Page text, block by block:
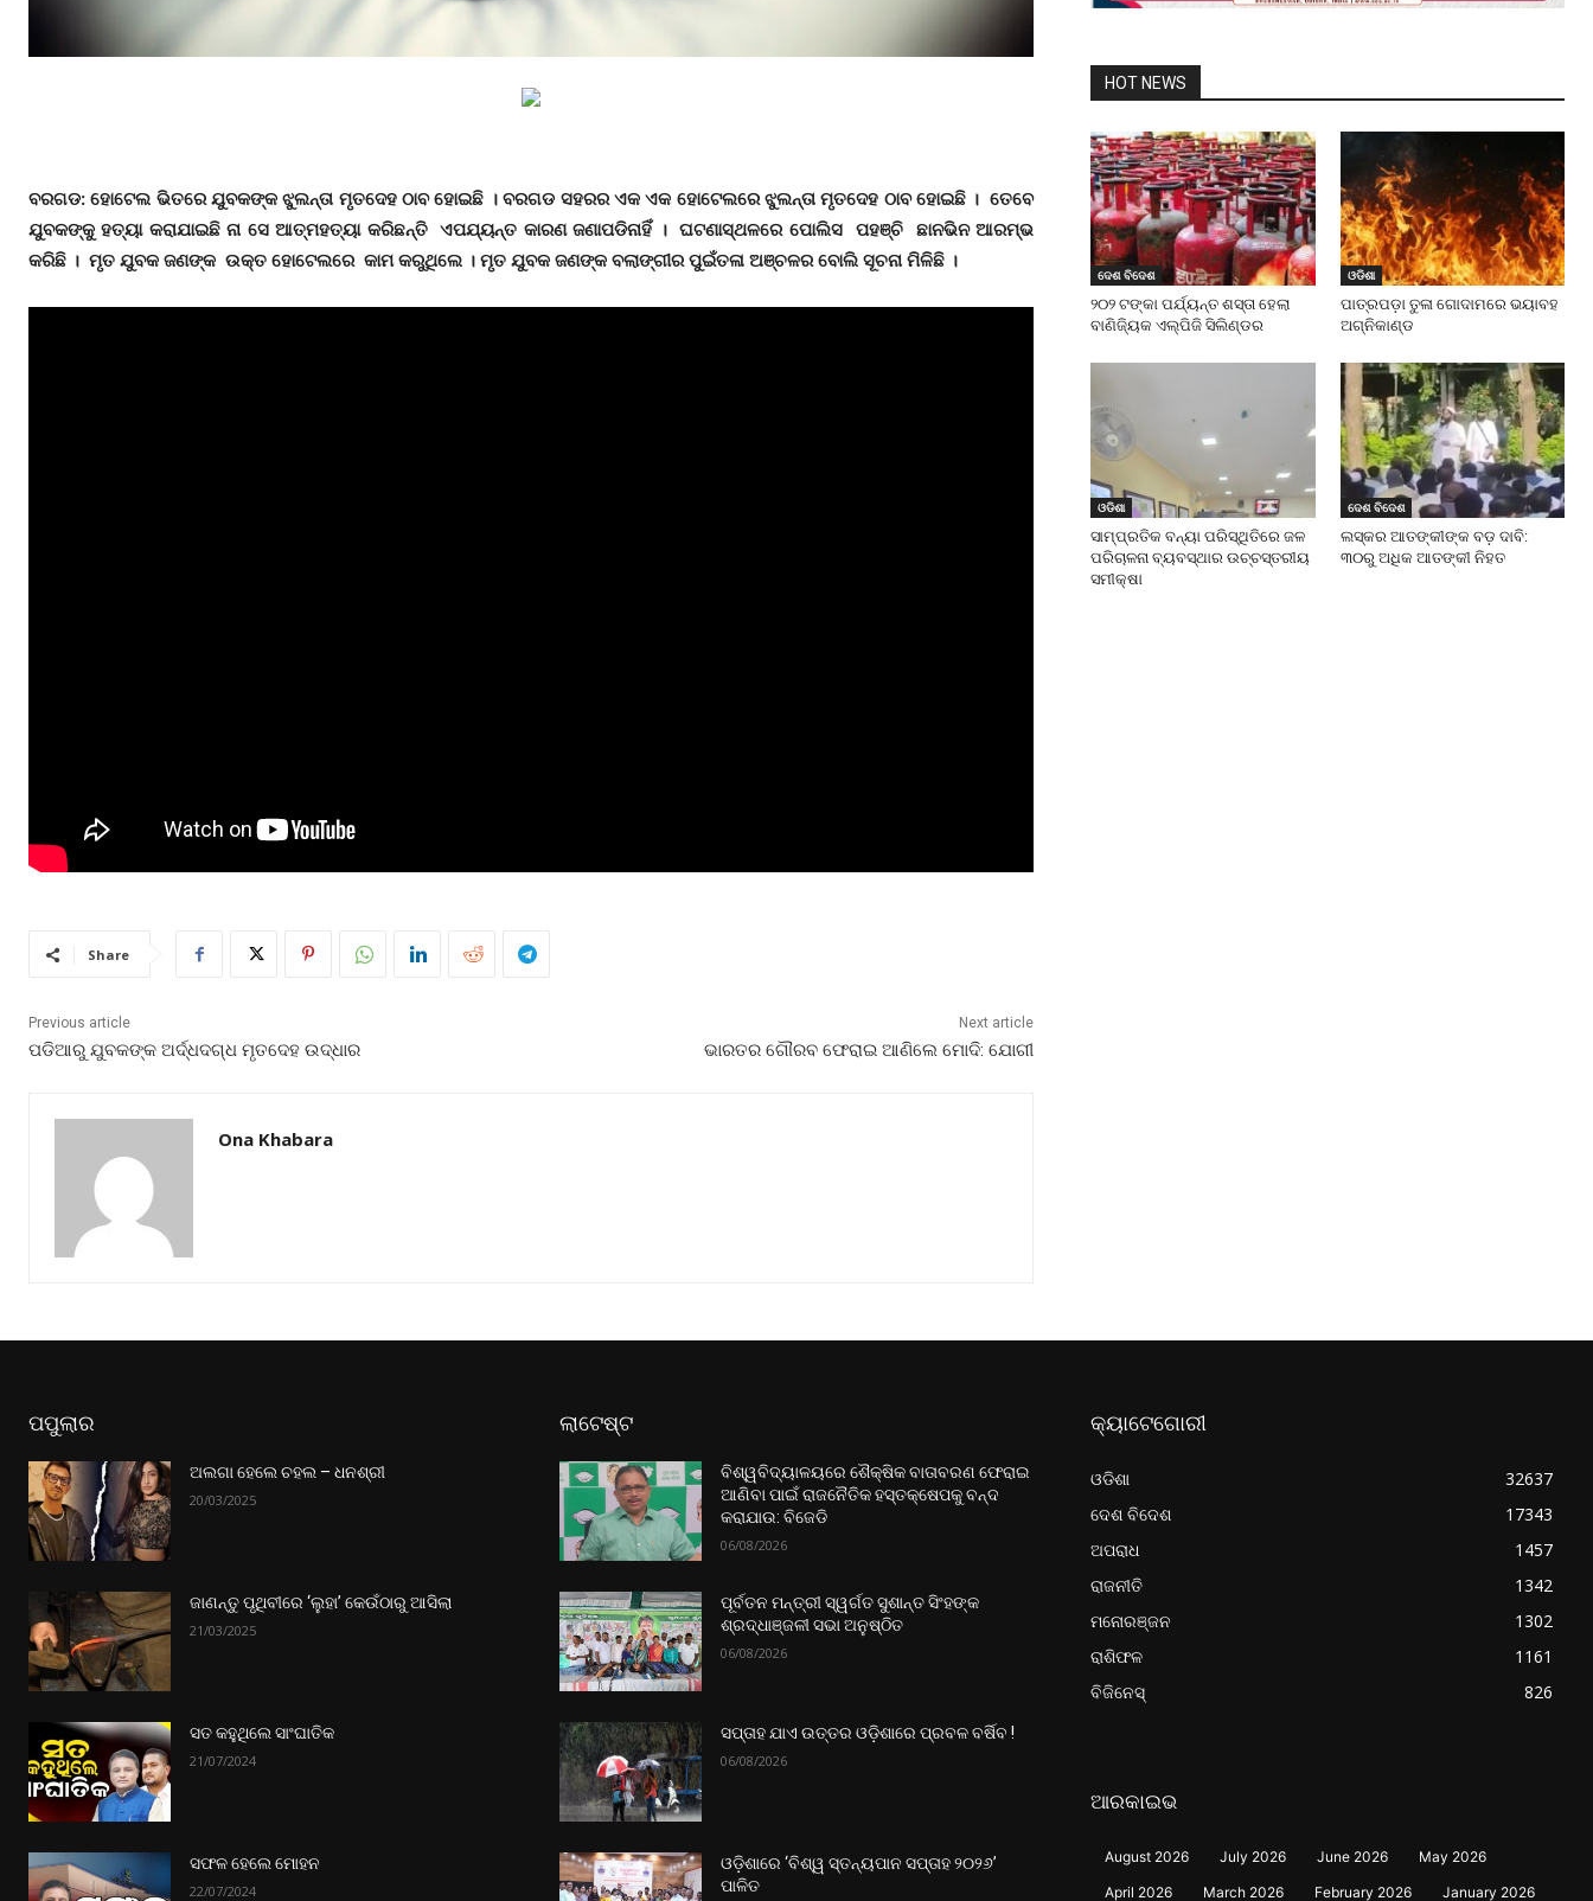
ବରଗଡ: ହୋଟେଲ ଭିତରେ ଯୁବକଙ୍କ ଝୁଲନ୍ତା ମୃତଦେହ ଠାବ ହୋଇଛି । ବରଗଡ ସହରର ଏକ ଏକ ହୋଟେଲରେ ଝୁଲନ୍ତା ମୃତଦେହ ଠାବ ହୋଇଛି । ତେବେ
ଯୁବକଙ୍କୁ ହତ୍ୟା କରାଯାଇଛି ନା ସେ ଆତ୍ମହତ୍ୟା କରିଛନ୍ତି ଏପଯ୍ୟନ୍ତ କାରଣ ଜଣାପଡିନାହିଁ । ଘଟଣାସ୍ଥଳରେ ପୋଲିସ ପହଞ୍ଚି ଛାନଭିନ ଆରମ୍ଭ
କରିଛି । ମୃତ ଯୁବକ ଜଣଙ୍କ ଉକ୍ତ ହୋଟେଲରେ କାମ କରୁଥିଲେ । ମୃତ ଯୁବକ ଜଣଙ୍କ ବଲାଙ୍ଗୀର ପୁଇଁତଳା ଅଞ୍ଚଳର ବୋଲି ସୂଚନା ମିଳିଛି ।
Share
Previous article
ପଡିଆରୁ ଯୁବକଙ୍କ ଅର୍ଦ୍ଧଦଗ୍ଧ ମୃତଦେହ ଉଦ୍ଧାର
Next article
ଭାରତର ଗୌରବ ଫେରାଇ ଆଣିଲେ ମୋଦି: ଯୋଗୀ
Ona Khabara
HOT NEWS
ଦେଶ ବିଦେଶ
୨୦୨ ଟଙ୍କା ପର୍ଯ୍ୟନ୍ତ ଶସ୍ତା ହେଲା
ବାଣିଜ୍ୟିକ ଏଲ୍‌ପିଜି ସିଲିଣ୍ଡର
ଓଡିଶା
ପାତ୍ରପଡ଼ା ତୁଳା ଗୋଦାମରେ ଭୟାବହ
ଅଗ୍ନିକାଣ୍ଡ
ଓଡିଶା
ସାମ୍ପ୍ରତିକ ବନ୍ୟା ପରିସ୍ଥିତିରେ ଜଳ
ପରିଚାଳନା ବ୍ୟବସ୍ଥାର ଉଚ୍ଚସ୍ତରୀୟ
ସମୀକ୍ଷା
ଦେଶ ବିଦେଶ
ଲସ୍କର ଆତଙ୍କୀଙ୍କ ବଡ଼ ଦାବି:
୩୦ରୁ ଅଧିକ ଆତଙ୍କୀ ନିହତ
ପପୁଲାର
ଅଲଗା ହେଲେ ଚହଲ – ଧନଶ୍ରୀ
20/03/2025
ଜାଣନ୍ତୁ ପୃଥିବୀରେ ‘ଲୁହା’ କେଉଁଠାରୁ ଆସିଲା
21/03/2025
ସତ କହୁଥିଲେ ସାଂଘାତିକ
21/07/2024
ସଫଳ ହେଲେ ମୋହନ
22/07/2024
ଲାଟେଷ୍ଟ
ବିଶ୍ୱବିଦ୍ୟାଳୟରେ ଶୈକ୍ଷିକ ବାତାବରଣ ଫେରାଇ
ଆଣିବା ପାଇଁ ରାଜନୈତିକ ହସ୍ତକ୍ଷେପକୁ ବନ୍ଦ
କରାଯାଉ: ବିଜେଡି
06/08/2026
ପୂର୍ବତନ ମନ୍ତ୍ରୀ ସ୍ୱର୍ଗତ ସୁଶାନ୍ତ ସିଂହଙ୍କ
ଶ୍ରଦ୍ଧାଞ୍ଜଳୀ ସଭା ଅନୁଷ୍ଠିତ
06/08/2026
ସପ୍ତାହ ଯାଏ ଉତ୍ତର‌ ଓଡ଼ିଶାରେ ପ୍ରବଳ ବର୍ଷିବ !
06/08/2026
ଓଡ଼ିଶାରେ ‘ବିଶ୍ୱ ସ୍ତନ୍ୟପାନ ସପ୍ତାହ ୨୦୨୬’
ପାଳିତ
କ୍ୟାଟେଗୋରୀ
ଓଡିଶା
32637
ଦେଶ ବିଦେଶ
17343
ଅପରାଧ
1457
ରାଜନୀତି
1342
ମନୋରଞ୍ଜନ
1302
ରାଶିଫଳ
1161
ବିଜିନେସ୍
826
ଆରକାଇଭ
August 2026 July 2026 June 2026
May 2026
April 2026
March 2026 February 2026 January 2026